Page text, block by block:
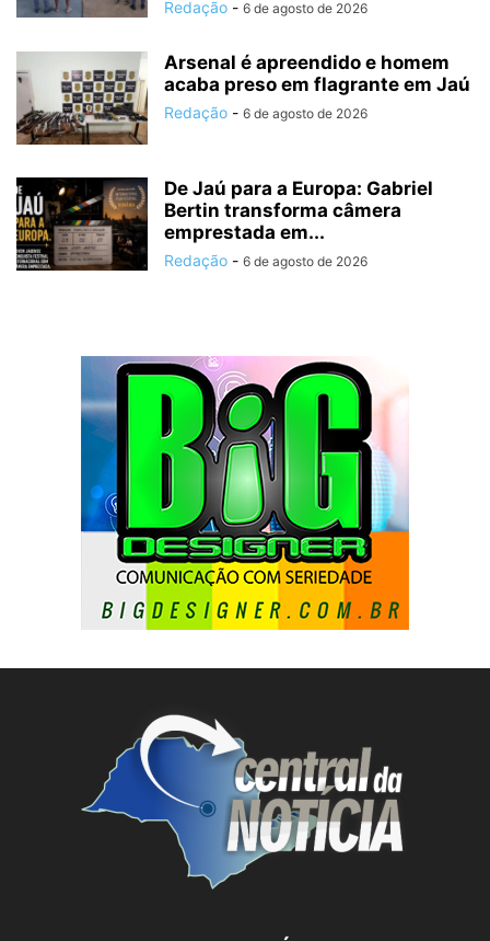
Redação - 6 de agosto de 2026
Arsenal é apreendido e homem
acaba preso em flagrante em Jaú
Redação - 6 de agosto de 2026
De Jaú para a Europa: Gabriel
Bertin transforma câmera
emprestada em...
Redação - 6 de agosto de 2026